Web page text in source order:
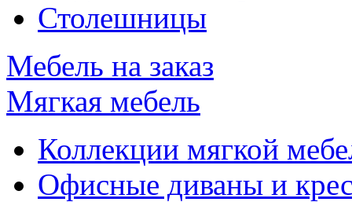
Столешницы
Мебель на заказ
Мягкая мебель
Коллекции мягкой
Офисные диваны и